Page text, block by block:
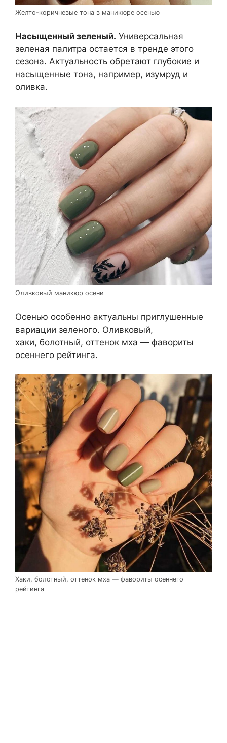
Желто-коричневые тона в маникюре осенью
Насыщенный зеленый. Универсальная
зеленая палитра остается в тренде этого
сезона. Актуальность обретают глубокие и
насыщенные тона, например, изумруд и
оливка.
Оливковый маникюр осени
Осенью особенно актуальны приглушенные
вариации зеленого. Оливковый,
хаки, болотный, оттенок мха — фавориты
осеннего рейтинга.
Хаки, болотный, оттенок мха — фавориты осеннего
рейтинга